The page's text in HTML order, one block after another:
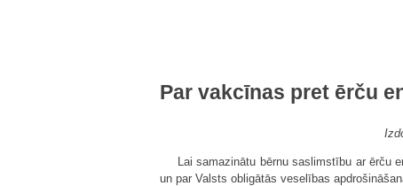
Par vakcīnas pret ērču
Lai samazinātu bērnu saslimstību ar ērču
un par Valsts obligātās veselības